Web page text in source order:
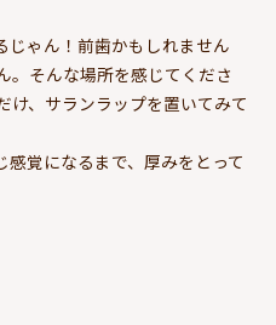
じゃん！前歯かもしれません
。そんな場所を感じてくださ
け、サランラップを置いてみて
感覚になるまで、厚みをとって